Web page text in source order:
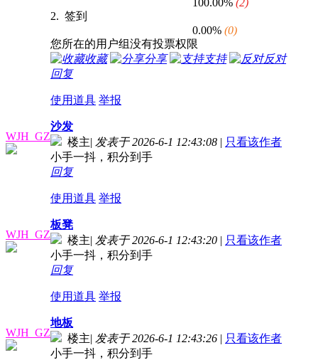
2. 签到
0.00% (0)
您所在的用户组没有投票权限
收藏
分享 支持
反对
回复
使用道具 举报
WJH_GZ
沙发
楼主| 发表于 2026-6-1 12:43:08 | 只看该作者
小手一抖，积分到手
回复
使用道具 举报
WJH_GZ
板凳
楼主| 发表于 2026-6-1 12:43:20 | 只看该作者
小手一抖，积分到手
回复
使用道具 举报
WJH_GZ
地板
楼主| 发表于 2026-6-1 12:43:26 | 只看该作者
小手一抖，积分到手